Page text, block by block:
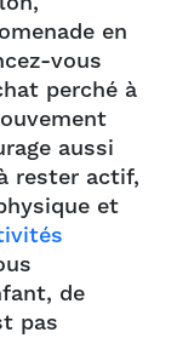
en
vous
perché à
aussi
rester actif,
et
de
pas